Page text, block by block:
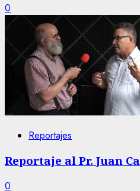
0
Reportajes
Reportaje al Pr. Juan
0